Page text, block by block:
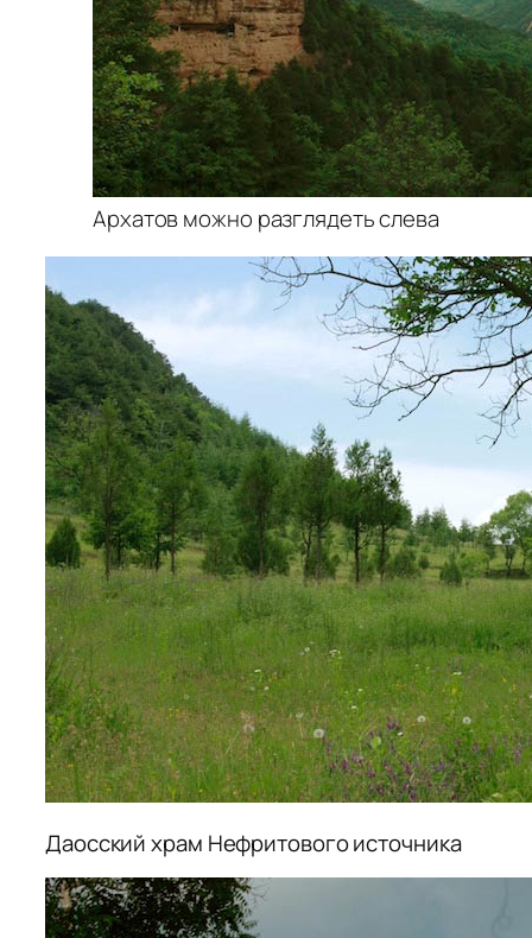
Архатов можно разглядеть слева
Даосский храм Нефритового источника